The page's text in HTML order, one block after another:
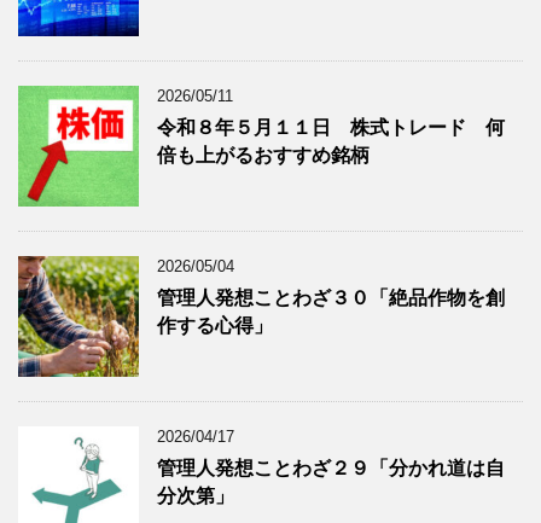
示
を
表
示
2026/05/11
令和８年５月１１日 株式トレード 何
倍も上がるおすすめ銘柄
2026/05/04
管理人発想ことわざ３０「絶品作物を創
作する心得」
2026/04/17
管理人発想ことわざ２９「分かれ道は自
分次第」